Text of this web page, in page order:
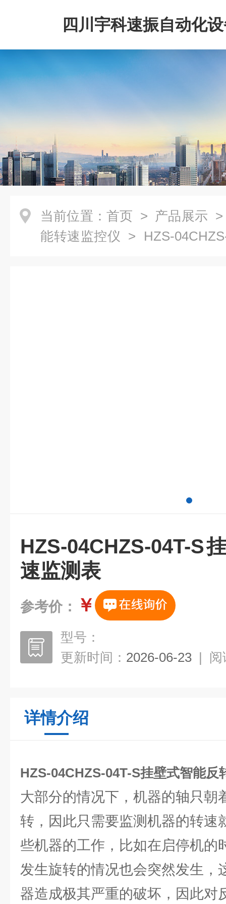
四川宇科速振自动化
公司
当前位置： 首页 > 产品展示
能转速监控仪 > HZS-
HZS-04CHZS-04T-S
速监测表
参考价： ￥
型号：
更新时间： 2026-06-23 | 阅
详情介绍
HZS-04CHZS-04T-S挂壁式智能反
大部分的情况下，机器的轴只朝
转，因此只需要监测机器的转速
些机器的工作，比如在启停机的
发生旋转的情况也会突然发生，
器造成极其严重的破坏，因此对